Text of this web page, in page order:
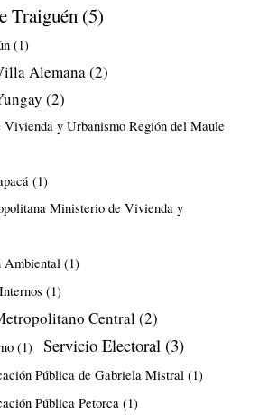
Traiguén (5)
(1)
Alemana(2)
(2)
y Urbanismo Región del Maule
(1)
Ministerio de Vivienda y
Ambiental (1)
(1)
Central(2)
(1) Servicio Electoral (3)
Pública de Gabriela Mistral (1)
Pública Petorca (1)